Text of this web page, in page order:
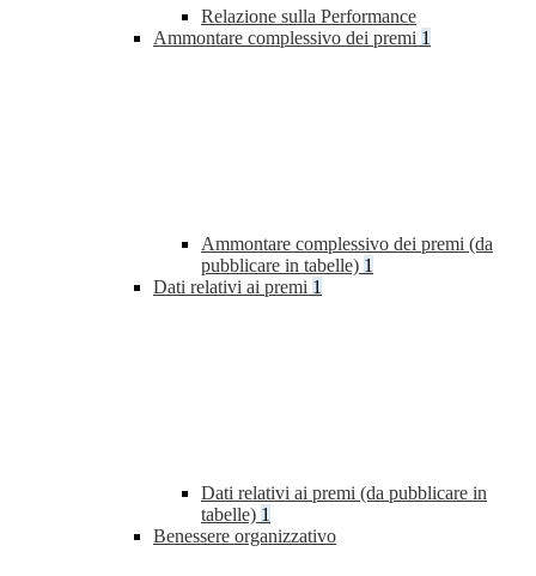
Relazione sulla Performance
Ammontare complessivo dei premi 1
Ammontare complessivo dei premi (da
pubblicare in tabelle) 1
Dati relativi ai premi 1
Dati relativi ai premi (da pubblicare in
tabelle) 1
Benessere organizzativo